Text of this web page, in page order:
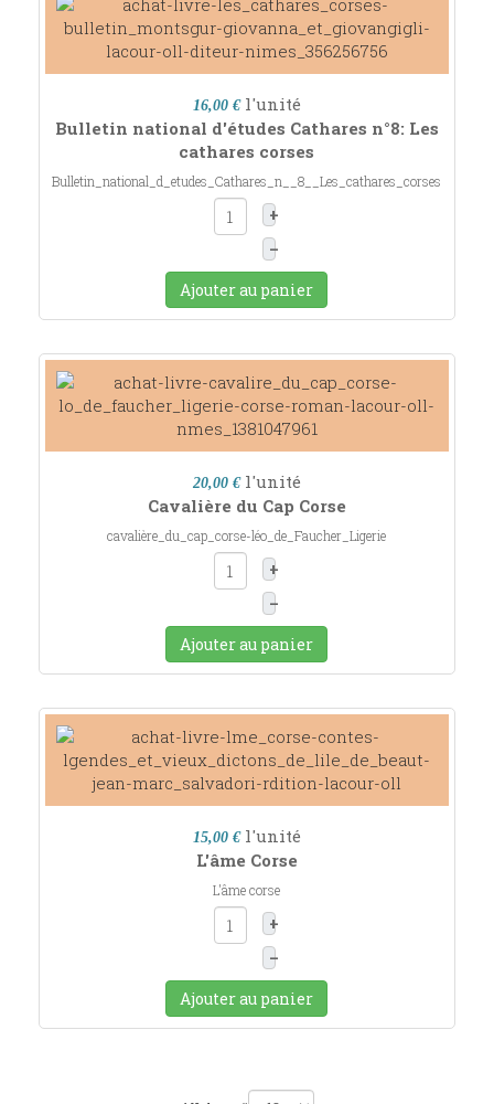
16,00 € l'unité
Bulletin national d'études Cathares n°8: Les
cathares corses
Bulletin_national_d_etudes_Cathares_n__8__Les_cathares_corses
+
–
Ajouter au panier
20,00 € l'unité
Cavalière du Cap Corse
cavalière_du_cap_corse-léo_de_Faucher_Ligerie
+
–
Ajouter au panier
15,00 € l'unité
L'âme Corse
L'âme corse
+
–
Ajouter au panier